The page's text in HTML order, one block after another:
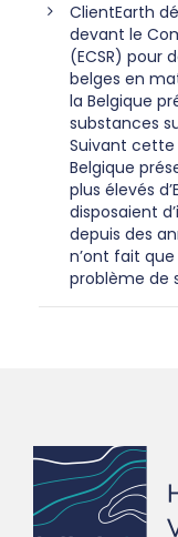
ClientEarth
devant le
(ECSR) pour
belges en
la Belgique
substances
Suivant
Belgique
plus élevés
disposaient
depuis des
n’ont fait
problème de